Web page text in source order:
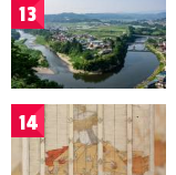
13
14